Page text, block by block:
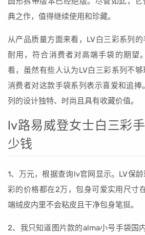
典之作，值得继续使用和珍藏。
从产品质量方面来看，LV白三彩系列
耐用，符合消费者对高端手袋的期望
看，虽然有些人认为LV白三彩系列不
消费者对这款手袋系列表示喜爱和追捧
列的设计独特、时尚且具有收藏价值。
lv路易威登女士白三彩
少钱
1、万元，根据查询lv官网显示。LV保
彩的价格都在2万，包身可爱实用尺寸
端绒皮内里不会粘皮且干净包身笔挺。
2、我只知道图片款的alma小号手袋国